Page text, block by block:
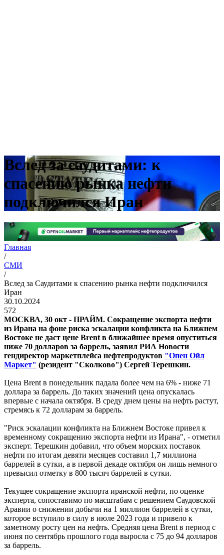
Вслед за саудитами: к
спасению рынка нефти
подключился Иран
Главная
/
СМИ
/
Вслед за Саудитами к спасению рынка нефти подключился
Иран
30.10.2024
572
МОСКВА, 30 окт - ПРАЙМ. Сокращение экспорта нефти
из Ирана на фоне риска эскалации конфликта на Ближнем
Востоке не даст цене Brent в ближайшее время опуститься
ниже 70 долларов за баррель, заявил РИА Новости
гендиректор маркетплейса нефтепродуктов "Опен Ойл
Маркет" (резидент "Сколково") Сергей Терешкин.
Цена Brent в понедельник падала более чем на 6% - ниже 71
доллара за баррель. До таких значений цена опускалась
впервые с начала октября. В среду днем цены на нефть растут,
стремясь к 72 долларам за баррель.
"Риск эскалации конфликта на Ближнем Востоке привел к
временному сокращению экспорта нефти из Ирана", - отметил
эксперт. Терешкин добавил, что объем морских поставок
нефти по итогам девяти месяцев составил 1,7 миллиона
баррелей в сутки, а в первой декаде октября он лишь немного
превысил отметку в 800 тысяч баррелей в сутки.
Текущее сокращение экспорта иранской нефти, по оценке
эксперта, сопоставимо по масштабам с решением Саудовской
Аравии о снижении добычи на 1 миллион баррелей в сутки,
которое вступило в силу в июле 2023 года и привело к
заметному росту цен на нефть. Средняя цена Brent в период с
июня по сентябрь прошлого года выросла с 75 до 94 долларов
за баррель.